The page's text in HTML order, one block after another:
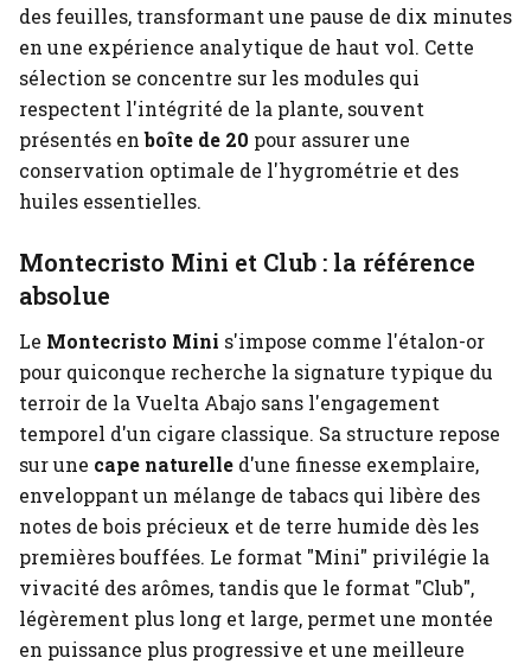
des feuilles, transformant une pause de dix minutes
en une expérience analytique de haut vol. Cette
sélection se concentre sur les modules qui
respectent l'intégrité de la plante, souvent
présentés enboîte de 20 pour assurer une
conservation optimale de l'hygrométrie et des
huiles essentielles.
Montecristo Mini et Club : la référence
absolue
Le Montecristo Mini s'impose comme l'étalon-or
pour quiconque recherche la signature typique du
terroir de la Vuelta Abajo sans l'engagement
temporel d'un cigare classique. Sa structure repose
sur une cape naturelle d'une finesse exemplaire,
enveloppant un mélange de tabacs qui libère des
notes de bois précieux et de terre humide dès les
premières bouffées. Le format "Mini" privilégie la
vivacité des arômes, tandis que le format "Club",
légèrement plus long et large, permet une montée
en puissance plus progressive et une meilleure